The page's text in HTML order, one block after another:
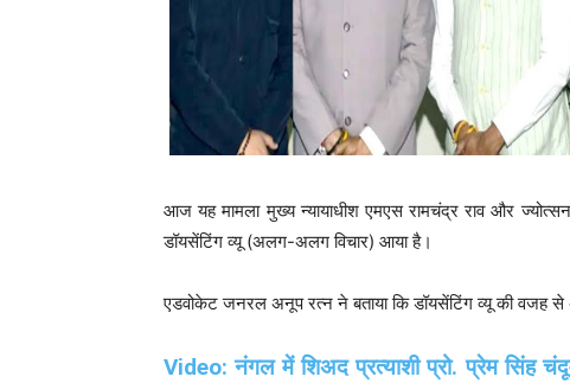
आज यह मामला मुख्य न्यायाधीश एमएस रामचंद्र राव और
डॉयसेंटिंग व्यू (अलग-अलग विचार) आया है।
एडवोकेट जनरल अनूप रत्न ने बताया कि डॉयसेंटिंग व्यू की वजह से
Video: नंगल में शिअद प्रत्याशी प्रो. प्रेम सिंह